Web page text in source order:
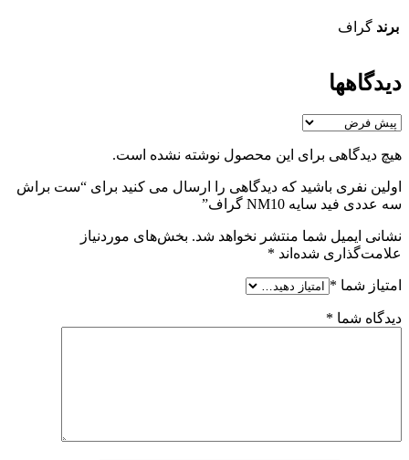
برند گراف
دیدگاهها
هیچ دیدگاهی برای این محصول نوشته نشده است.
اولین نفری باشید که دیدگاهی را ارسال می کنید برای “ست براش
سه عددی فید سایه NM10 گراف”
نشانی ایمیل شما منتشر نخواهد شد. بخش‌های موردنیاز
علامت‌گذاری شده‌اند *
امتیاز شما *
دیدگاه شما *